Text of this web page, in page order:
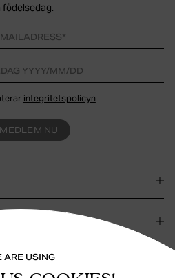
ARE USING
födelsedag.
integritetspolicyn
NU